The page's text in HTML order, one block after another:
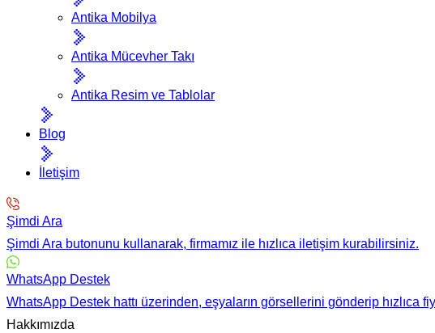
Antika Mobilya
Antika Mücevher Takı
Antika Resim ve Tablolar
Blog
İletişim
Şimdi Ara
Şimdi Ara butonunu kullanarak, firmamız ile hızlıca iletişim kurabilirsiniz.
WhatsApp Destek
WhatsApp Destek hattı üzerinden, eşyaların görsellerini gönderip hızlıca
Hakkımızda